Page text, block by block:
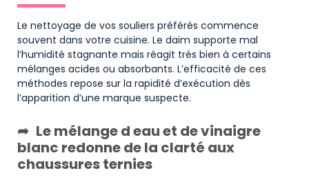
Le nettoyage de vos souliers préférés commence
souvent dans votre cuisine. Le daim supporte mal
l’humidité stagnante mais réagit très bien à certains
mélanges acides ou absorbants. L’efficacité de ces
méthodes repose sur la rapidité d’exécution dès
l’apparition d’une marque suspecte.
Le mélange d eau et de vinaigre
blanc redonne de la clarté aux
chaussures ternies